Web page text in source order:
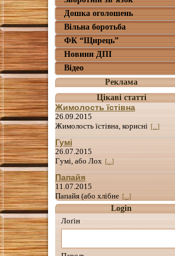
Дошка оголошень
Вільна боротьба
ФК “Щирець”
Новини ДПІ
Відео
Реклама
Цікаві статті
Жимолость їстівна
26.09.2015
Жимолость їстівна, корисні [...]
Гумі
26.07.2015
Гумі, або Лох [...]
Папайя
11.07.2015
Папайя (або хлібне [...]
Login
Лоґін